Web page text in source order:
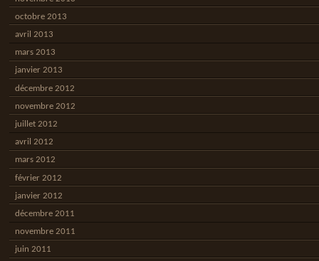
octobre 2013
avril 2013
mars 2013
janvier 2013
décembre 2012
novembre 2012
juillet 2012
avril 2012
mars 2012
février 2012
janvier 2012
décembre 2011
novembre 2011
juin 2011